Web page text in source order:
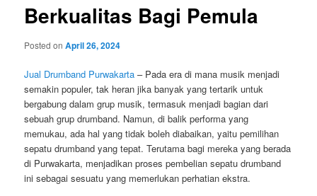
Berkualitas Bagi Pemula
Posted onApril 26, 2024
Jual Drumband Purwakarta – Pada era di mana musik menjadi
semakin populer, tak heran jika banyak yang tertarik untuk
bergabung dalam grup musik, termasuk menjadi bagian dari
sebuah grup drumband. Namun, di balik performa yang
memukau, ada hal yang tidak boleh diabaikan, yaitu pemilihan
sepatu drumband yang tepat. Terutama bagi mereka yang berada
di Purwakarta, menjadikan proses pembelian sepatu drumband
ini sebagai sesuatu yang memerlukan perhatian ekstra.